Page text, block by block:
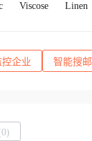
Viscose Linen
控企业 智能搜邮